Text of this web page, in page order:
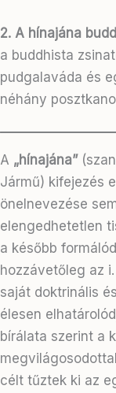
2. A hínajána
a buddhista
pudgalaváda és
néhány
A „hínajána”
Jármű) kifejezés
önelnevezése
elengedhetetlen
a később
hozzávetőleg az
saját doktrinális
élesen
bírálata szerint a
célt tűztek ki az